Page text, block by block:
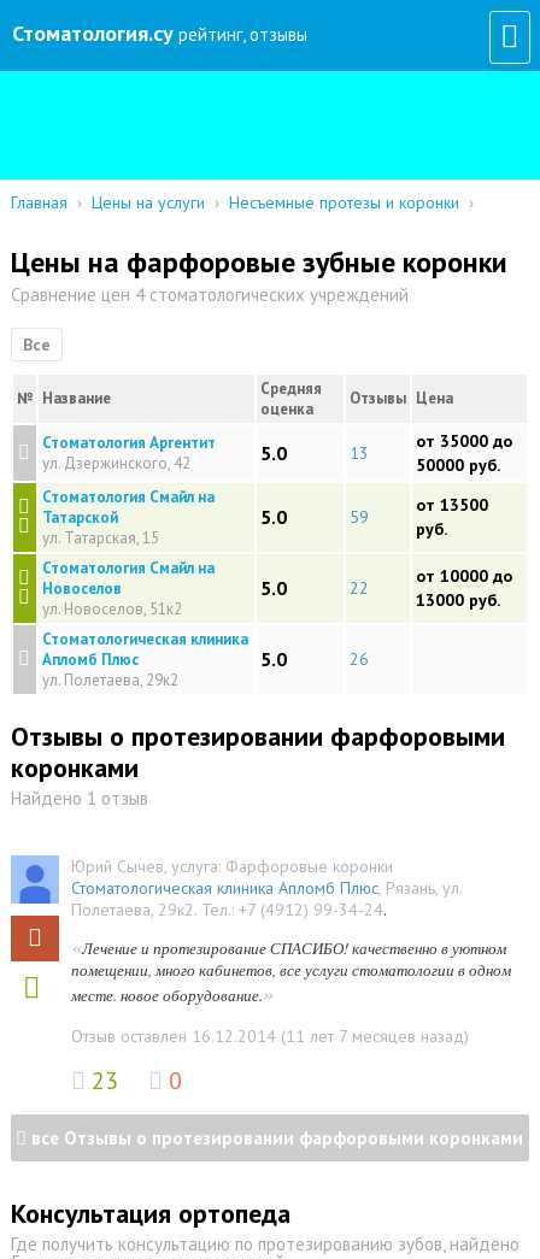
Стоматология.су рейтинг, отзывы
Главная › Цены на услуги › Несъемные протезы и коронки ›
Цены на фарфоровые зубные коронки
Сравнение цен 4 стоматологических учреждений
Все
№ Название
Средняя
оценка
Отзывы Цена
Стоматология Аргентит
ул. Дзержинского, 42
5.0 13
от 35000 до
50000 руб.
Стоматология Смайл на
Татарской
ул. Татарская, 15
5.0 59
от 13500
руб.
Стоматология Смайл на
Новоселов
ул. Новоселов, 51к2
5.0 22
от 10000 до
13000 руб.
Стоматологическая клиника
Апломб Плюс
ул. Полетаева, 29к2
5.0 26
Отзывы о протезировании фарфоровыми
коронками
Найдено 1 отзыв
Юрий Сычев, услуга: Фарфоровые коронки
Стоматологическая клиника Апломб Плюс, Рязань, ул.
Полетаева, 29к2. Тел.: +7 (4912) 99-34-24.
«Лечение и протезирование СПАСИБО! качественно в уютном
помещении, много кабинетов, все услуги стоматологии в одном
месте. новое оборудование.»
Отзыв оставлен 16.12.2014 (11 лет 7 месяцев назад)
23 0
все Отзывы о протезировании фарфоровыми коронками
Консультация ортопеда
Где получить консультацию по протезированию зубов, найдено